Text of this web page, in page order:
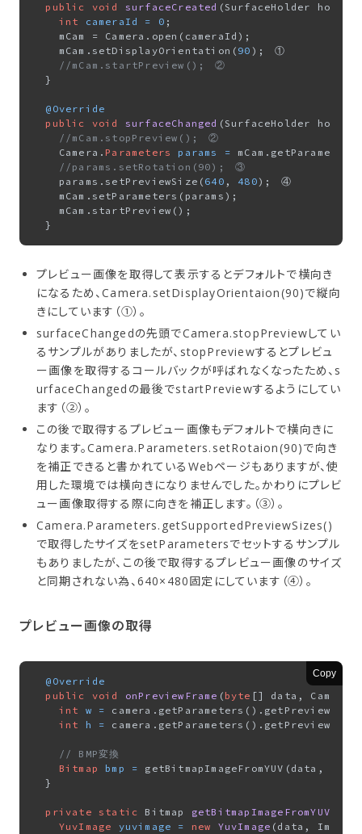
public
void surfaceCreated (SurfaceHolder
int
cameraId = 0 ;
    mCam = Camera.open(cameraId);
    mCam.setDisplayOrientation(
90 );　①
//mCam.startPreview();　②
  }
@Override
public
void surfaceChanged (SurfaceHolder
//mCam.stopPreview();　②
    Camera.
Parameters params =
//params.setRotation(90);　③
    params.setPreviewSize(
640 , 480);　④
    mCam.setParameters(params);
    mCam.startPreview();
プレビュー画像を取得して表示するとデフォルトで横向き
になるため、Camera.setDisplayOrientaion(90)で縦向
きにしています（①）。
surfaceChangedの先頭でCamera.stopPreviewしてい
るサンプルがありましたが、stopPreviewするとプレビュ
ー画像を取得するコールバックが呼ばれなくなったため、s
urfaceChangedの最後でstartPreviewするようにしてい
ます（②）。
この後で取得するプレビュー画像もデフォルトで横向きに
なります。Camera.Parameters.setRotaion(90)で向き
を補正できると書かれているWebページもありますが、使
用した環境では横向きになりませんでした。かわりにプレビ
ュー画像取得する際に向きを補正します。（③）。
Camera.Parameters.getSupportedPreviewSizes()
で取得したサイズをsetParametersでセットするサンプル
もありましたが、この後で取得するプレビュー画像のサイズ
と同期されない為、640×480固定にしています（④）。
プレビュー画像の​取得
Copy
@Override
public
void onPreviewFrame ( byte [] data, Camera
int
w =
int
h =
// BMP変換
Bitmap
bmp = getBitmapImageFromYUV(data, w,
  }
private static Bitmap getBitmapImageFromYUV
YuvImage
yuvimage = new YuvImage (data,